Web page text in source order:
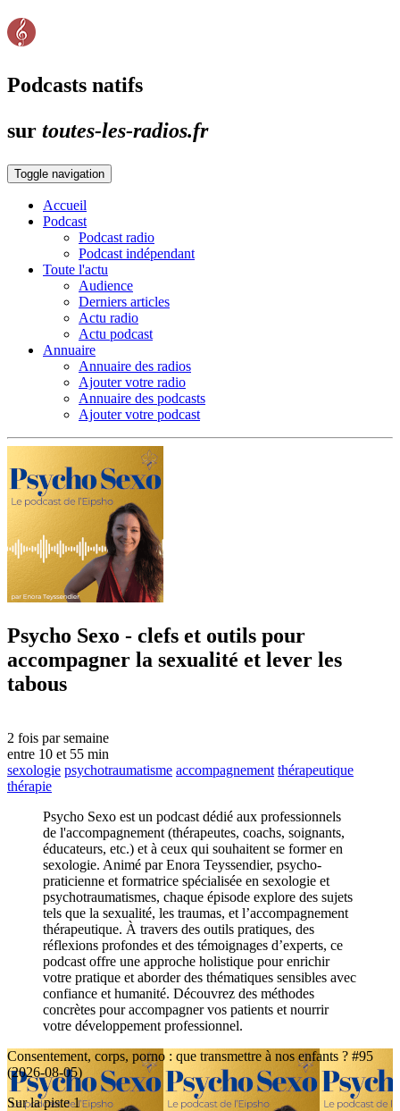
Podcasts natifs
sur toutes-les-radios.fr
Toggle navigation
Accueil
Podcast
Podcast radio
Podcast indépendant
Toute l'actu
Audience
Derniers articles
Actu radio
Actu podcast
Annuaire
Annuaire des radios
Ajouter votre radio
Annuaire des podcasts
Ajouter votre podcast
Psycho Sexo - clefs et outils pour
accompagner la sexualité et lever les
tabous
2 fois par semaine
entre 10 et 55 min
sexologie psychotraumatisme accompagnement thérapeutique
thérapie
Psycho Sexo est un podcast dédié aux professionnels
de l'accompagnement (thérapeutes, coachs, soignants,
éducateurs, etc.) et à ceux qui souhaitent se former en
sexologie. Animé par Enora Teyssendier, psycho-
praticienne et formatrice spécialisée en sexologie et
psychotraumatismes, chaque épisode explore des sujets
tels que la sexualité, les traumas, et l’accompagnement
thérapeutique. À travers des outils pratiques, des
réflexions profondes et des témoignages d’experts, ce
podcast offre une approche holistique pour enrichir
votre pratique et aborder des thématiques sensibles avec
confiance et humanité. Découvrez des méthodes
concrètes pour accompagner vos patients et nourrir
votre développement professionnel.
Consentement, corps, porno : que transmettre à nos enfants ? #95
(2026-08-05)
Sur la piste 1